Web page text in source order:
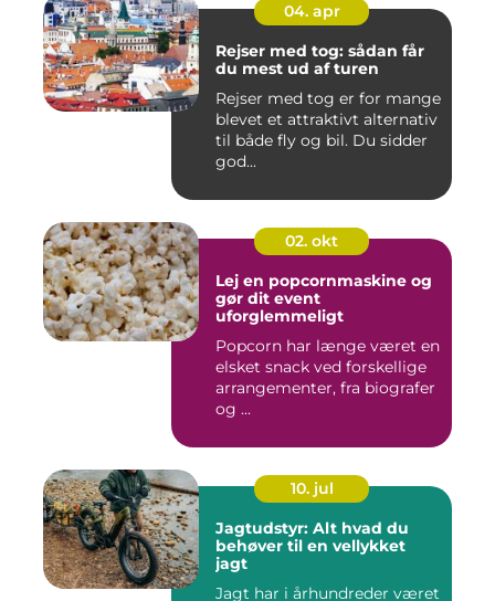
04. apr
Rejser med tog: sådan får
du mest ud af turen
Rejser med tog er for mange
blevet et attraktivt alternativ
til både fly og bil. Du sidder
god...
02. okt
Lej en popcornmaskine og
gør dit event
uforglemmeligt
Popcorn har længe været en
elsket snack ved forskellige
arrangementer, fra biografer
og ...
10. jul
Jagtudstyr: Alt hvad du
behøver til en vellykket
jagt
Jagt har i århundreder været